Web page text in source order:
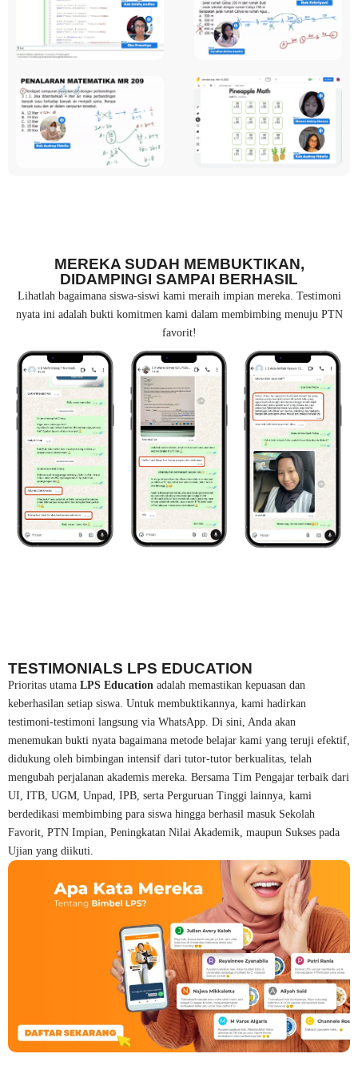
MEREKA SUDAH MEMBUKTIKAN,
DIDAMPINGI SAMPAI BERHASIL
Lihatlah bagaimana siswa-siswi kami meraih impian mereka. Testimoni
nyata ini adalah bukti komitmen kami dalam membimbing menuju PTN
favorit!
TESTIMONIALS LPS EDUCATION
Prioritas utama LPS Education adalah memastikan kepuasan dan
keberhasilan setiap siswa. Untuk membuktikannya, kami hadirkan
testimoni-testimoni langsung via WhatsApp. Di sini, Anda akan
menemukan bukti nyata bagaimana metode belajar kami yang teruji efektif,
didukung oleh bimbingan intensif dari tutor-tutor berkualitas, telah
mengubah perjalanan akademis mereka. Bersama Tim Pengajar terbaik dari
UI, ITB, UGM, Unpad, IPB, serta Perguruan Tinggi lainnya, kami
berdedikasi membimbing para siswa hingga berhasil masuk Sekolah
Favorit, PTN Impian, Peningkatan Nilai Akademik, maupun Sukses pada
Ujian yang diikuti.